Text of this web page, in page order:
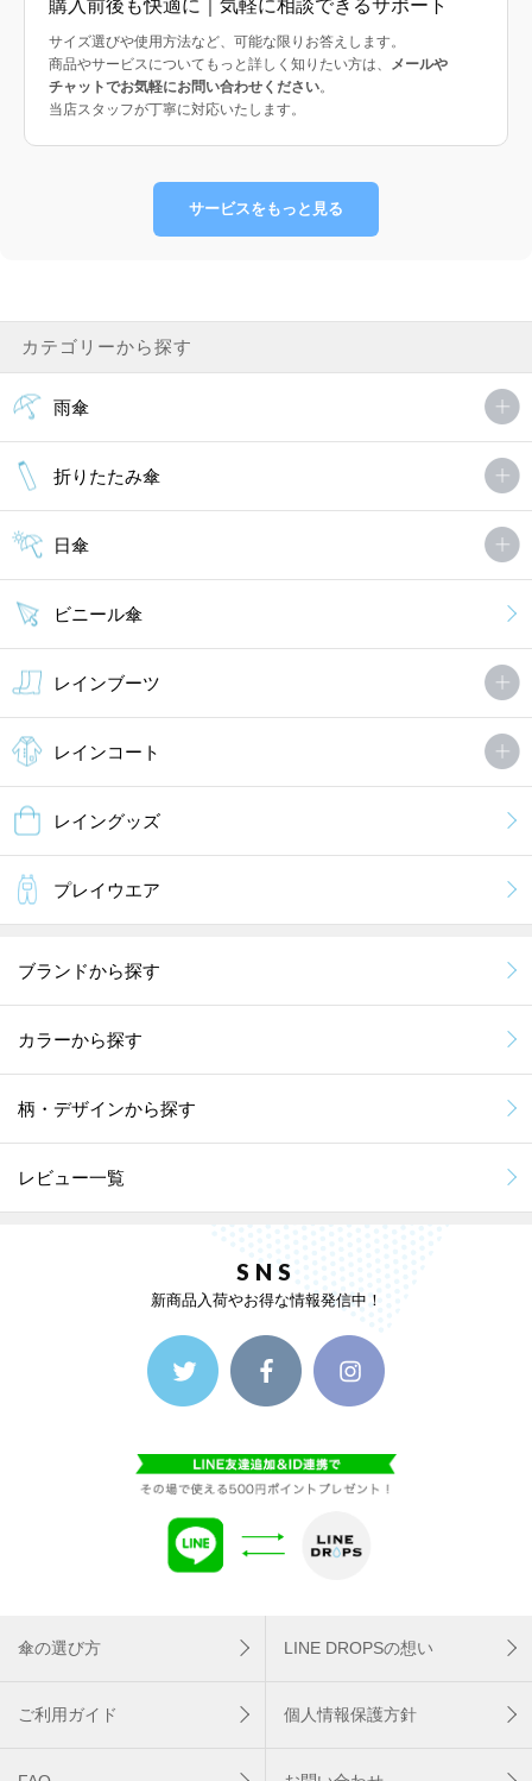
購入前後も快適に｜気軽に相談できるサポート
サイズ選びや使用方法など、可能な限りお答えします。
商品やサービスについてもっと詳しく知りたい方は、 メールや
チャットでお気軽にお問い合わせください。
当店スタッフが丁寧に対応いたします。
サービスをもっと見る
カテゴリーから探す
雨傘
折りたたみ傘
日傘
ビニール傘
レインブーツ
レインコート
レイングッズ
プレイウエア
ブランドから探す
カラーから探す
柄・デザインから探す
レビュー一覧
SNS
新商品入荷やお得な情報発信中！
傘の選び方 LINE DROPSの想い
ご利用ガイド 個人情報保護方針